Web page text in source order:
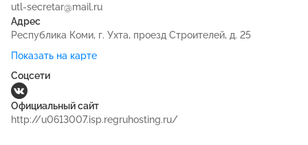
utl-secretar@mail.ru
Адрес
Республика Коми, г. Ухта, проезд Строителей, д. 25
Показать на карте
Соцсети
Официальный сайт
http://u0613007.isp.regruhosting.ru/